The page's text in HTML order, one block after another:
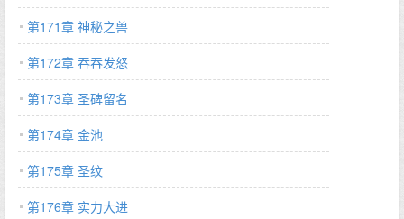
第171章 神秘之兽
第172章 吞吞发怒
第173章 圣碑留名
第174章 金池
第175章 圣纹
第176章 实力大进